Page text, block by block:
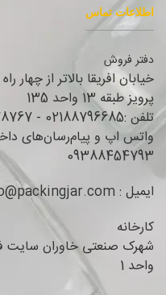
اطلاعات تماس
دفتر فروش
خیابان افریقا بالاتر از
پرویز طبقه 13 واحد 135
تلفن :02188796685 - 02188878767 - 02188878769
09388454793
ایمیل : info@packingjar.com
کارخانه
واحد 1